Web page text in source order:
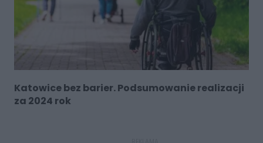
Katowice bez barier. Podsumowanie realizacji
za 2024 rok